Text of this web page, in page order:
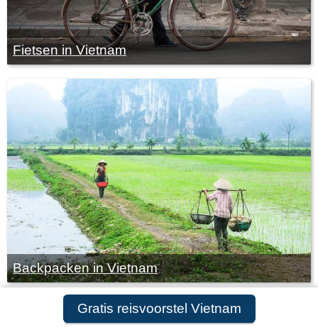
Gratis reisvoorstel Vietnam
Fietsen in Vietnam
Backpacken in Vietnam